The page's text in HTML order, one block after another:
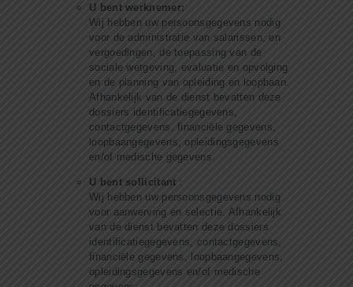
U bent werknemer:
Wij hebben uw persoonsgegevens nodig
voor de administratie van salarissen, en
vergoedingen, de toepassing van de
sociale wetgeving, evaluatie en opvolging
en de planning van opleiding en loopbaan.
Afhankelijk van de dienst bevatten deze
dossiers identificatiegegevens,
contactgegevens, financiële gegevens,
loopbaangegevens, opleidingsgegevens
en/of medische gegevens.
U bent sollicitant :
Wij hebben uw persoonsgegevens nodig
voor aanwerving en selectie. Afhankelijk
van de dienst bevatten deze dossiers
identificatiegegevens, contactgegevens,
financiële gegevens, loopbaangegevens,
opleidingsgegevens en/of medische